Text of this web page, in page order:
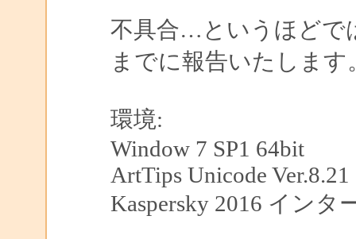
不具合…というほどで
までに報告いたします
環境:
Window 7 SP1 64bit
ArtTips Unicode
Kaspersky 2016 イン